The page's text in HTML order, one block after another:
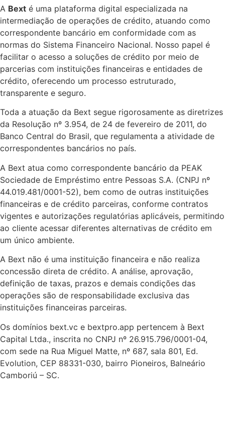
A Bext é uma plataforma digital especializada na
intermediação de operações de crédito, atuando como
correspondente bancário em conformidade com as
normas do Sistema Financeiro Nacional. Nosso papel é
facilitar o acesso a soluções de crédito por meio de
parcerias com instituições financeiras e entidades de
crédito, oferecendo um processo estruturado,
transparente e seguro.
Toda a atuação da Bext segue rigorosamente as diretrizes
da Resolução nº 3.954, de 24 de fevereiro de 2011, do
Banco Central do Brasil, que regulamenta a atividade de
correspondentes bancários no país.
A Bext atua como correspondente bancário da PEAK
Sociedade de Empréstimo entre Pessoas S.A. (CNPJ nº
44.019.481/0001-52), bem como de outras instituições
financeiras e de crédito parceiras, conforme contratos
vigentes e autorizações regulatórias aplicáveis, permitindo
ao cliente acessar diferentes alternativas de crédito em
um único ambiente.
A Bext não é uma instituição financeira e não realiza
concessão direta de crédito. A análise, aprovação,
definição de taxas, prazos e demais condições das
operações são de responsabilidade exclusiva das
instituições financeiras parceiras.
Os domínios bext.vc e bextpro.app pertencem à Bext
Capital Ltda., inscrita no CNPJ nº 26.915.796/0001-04,
com sede na Rua Miguel Matte, nº 687, sala 801, Ed.
Evolution, CEP 88331-030, bairro Pioneiros, Balneário
Camboriú – SC.